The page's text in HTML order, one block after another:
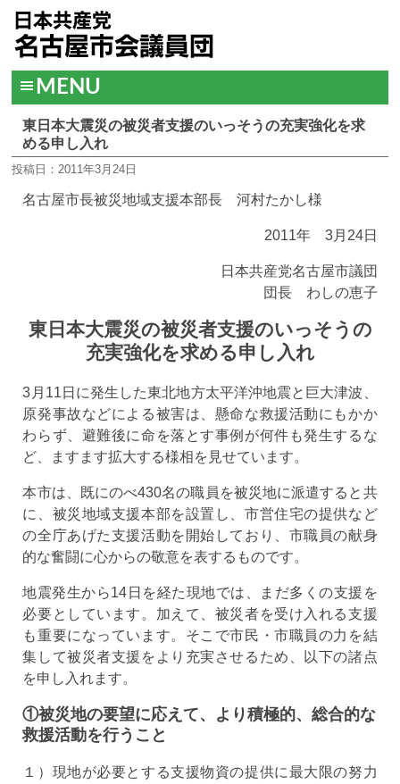
MENU
東日本大震災の被災者支援のいっそうの充実強化を求
める申し入れ
投稿日：2011年3月24日
名古屋市長被災地域支援本部長 河村たかし様
2011年 3月24日
日本共産党名古屋市議団
団長 わしの恵子
東日本大震災の被災者支援のいっそうの
充実強化を求める申し入れ
3月11日に発生した東北地方太平洋沖地震と巨大津波、
原発事故などによる被害は、懸命な救援活動にもかか
わらず、避難後に命を落とす事例が何件も発生するな
ど、ますます拡大する様相を見せています。
本市は、既にのべ430名の職員を被災地に派遣すると共
に、被災地域支援本部を設置し、市営住宅の提供など
の全庁あげた支援活動を開始しており、市職員の献身
的な奮闘に心からの敬意を表するものです。
地震発生から14日を経た現地では、まだ多くの支援を
必要としています。加えて、被災者を受け入れる支援
も重要になっています。そこで市民・市職員の力を結
集して被災者支援をより充実させるため、以下の諸点
を申し入れます。
①被災地の要望に応えて、より積極的、総合的な
救援活動を行うこと
１）現地が必要とする支援物資の提供に最大限の努力